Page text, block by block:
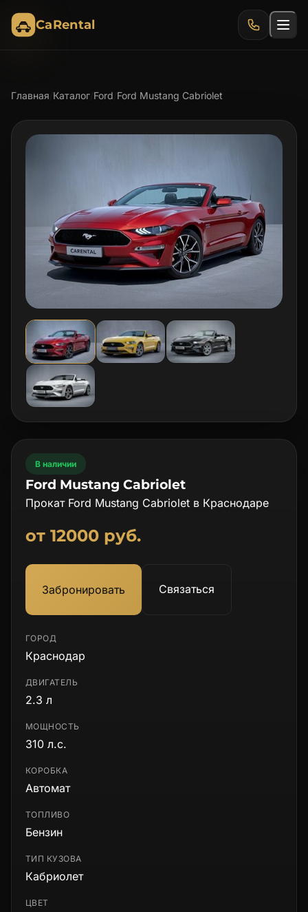
CaRental
Главная Каталог Ford Ford Mustang Cabriolet
В наличии
Ford Mustang Cabriolet
Прокат Ford Mustang Cabriolet в Краснодаре
от 12000 руб.
Забронировать Связаться
ГОРОД
Краснодар
ДВИГАТЕЛЬ
2.3 л
МОЩНОСТЬ
310 л.с.
КОРОБКА
Автомат
ТОПЛИВО
Бензин
ТИП КУЗОВА
Кабриолет
ЦВЕТ